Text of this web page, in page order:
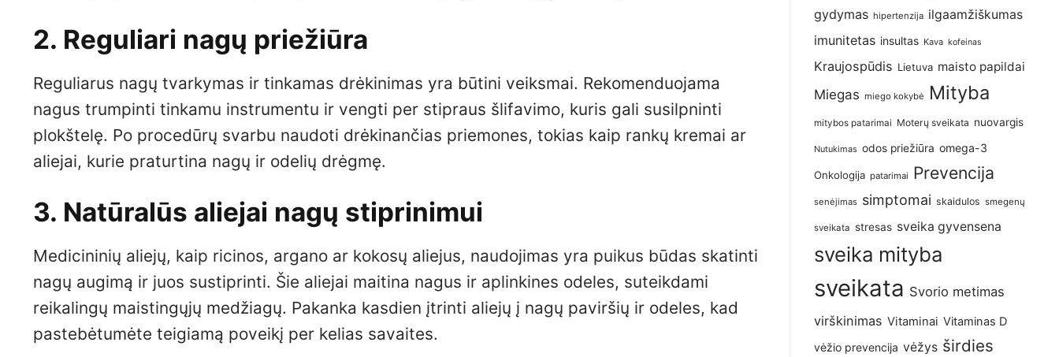
2. Reguliari nagų priežiūra
Reguliarus nagų tvarkymas ir tinkamas drėkinimas yra būtini veiksmai. Rekomenduojama
nagus trumpinti tinkamu instrumentu ir vengti per stipraus šlifavimo, kuris gali susilpninti
plokštelę. Po procedūrų svarbu naudoti drėkinančias priemones, tokias kaip rankų kremai ar
aliejai, kurie praturtina nagų ir odelių drėgmę.
3. Natūralūs aliejai nagų stiprinimui
Medicininių aliejų, kaip ricinos, argano ar kokosų aliejus, naudojimas yra puikus būdas skatinti
nagų augimą ir juos sustiprinti. Šie aliejai maitina nagus ir aplinkines odeles, suteikdami
reikalingų maistingųjų medžiagų. Pakanka kasdien įtrinti aliejų į nagų paviršių ir odeles, kad
pastebėtumėte teigiamą poveikį per kelias savaites.
gydymas hipertenzija ilgaamžiškumas
imunitetas insultas Kava kofeinas
Kraujospūdis Lietuva maisto papildai
Miegas miego kokybė Mityba
mitybos patarimai Moterų sveikata nuovargis
Nutukimas odos priežiūra omega-3
Onkologija patarimai Prevencija
senėjimas simptomai skaidulos smegenų
sveikata stresas sveika gyvensena
sveika mityba
sveikata Svorio metimas
virškinimas Vitaminai Vitaminas D
vėžio prevencija vėžys širdies